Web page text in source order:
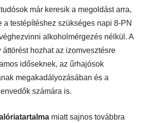
már keresik a megoldást arra,
a testépítéshez szükséges napi 8-PN
alkoholmérgezés nélkül. A
áttörést hozhat az izomvesztésre
időseknek, az űrhajósok
megakadályozásában és a
számára is.
miatt sajnos továbbra